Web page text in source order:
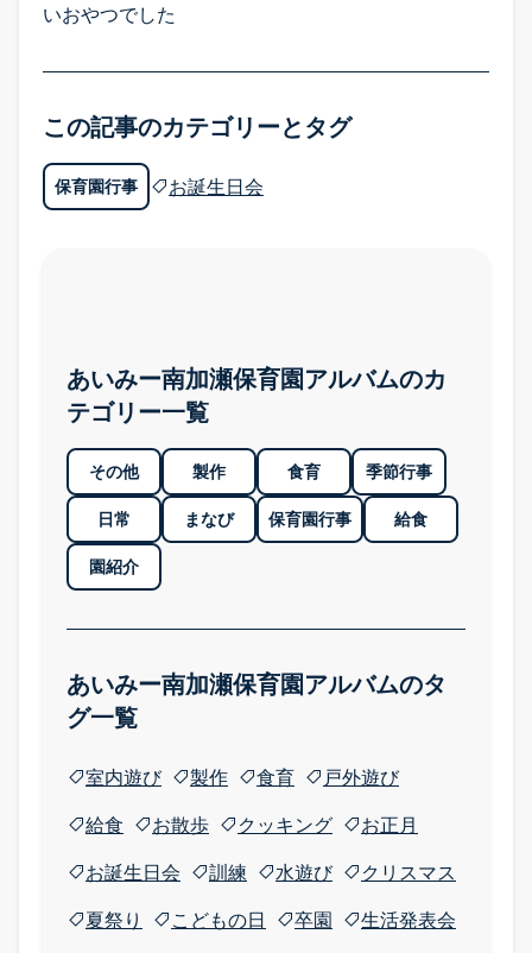
各園のご案内
あいみー溝口保育園
あいみーBelle新梶ヶ谷保育園
あいみーBelle鹿島田保育園
あいみー梶ヶ谷保育園
いおやつでした
この記事のカテゴリーとタグ
保育園行事 お誕生日会
あいみー南加瀬保育園アルバムのカ
テゴリー一覧
その他 製作 食育 季節行事
日常 まなび 保育園行事 給食
園紹介
あいみー南加瀬保育園アルバムのタ
グ一覧
室内遊び 製作 食育
戸外遊び
給食
お散歩 クッキング
お正月
お誕生日会
訓練 水遊び
クリスマス
夏祭り
こどもの日 卒園
生活発表会